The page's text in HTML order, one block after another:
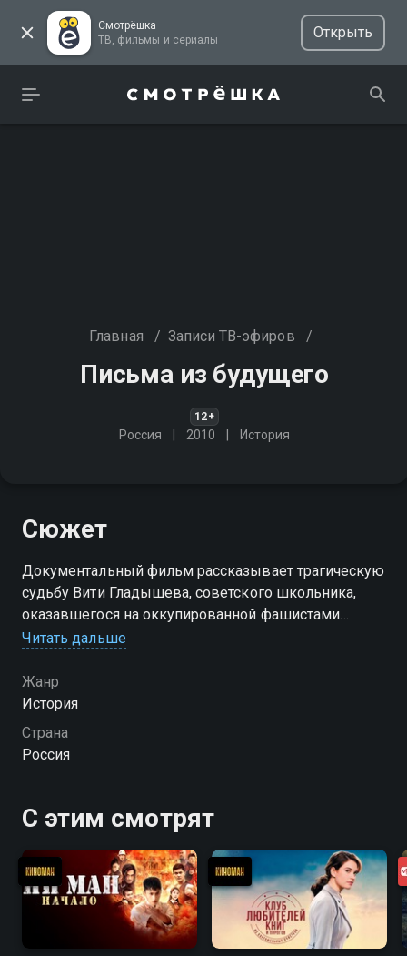
Смотрёшка
ТВ, фильмы и сериалы
Открыть
Главная / Записи ТВ-эфиров /
Письма из будущего
12+
Россия 2010 История
Сюжет
Документальный фильм рассказывает трагическую
судьбу Вити Гладышева, советского школьника,
оказавшегося на оккупированной фашистами
территории
Читать дальше
Жанр
История
Страна
Россия
С этим смотрят